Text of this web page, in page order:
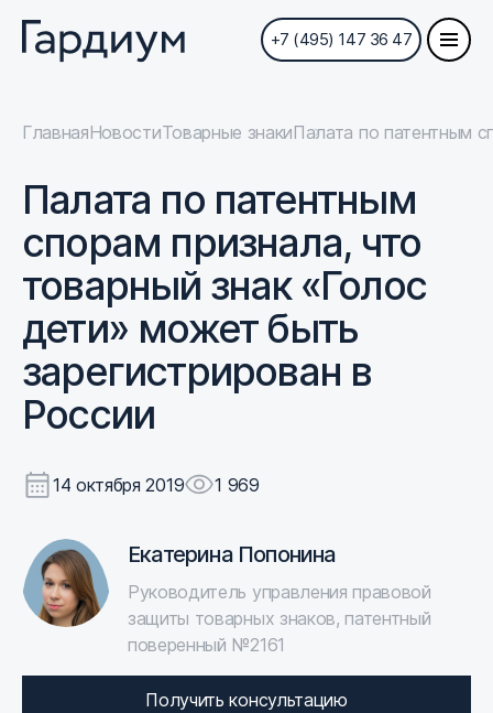
+7 (495) 147 36 47
ГлавнаяНовостиТоварные знакиПалата по патентным
Палата по патентным
спорам признала, что
товарный знак «Голос
дети» может быть
зарегистрирован в
России
14 октября 2019 1 969
Екатерина Попонина
Руководитель управления правовой
защиты товарных знаков, патентный
поверенный №2161
Получить консультацию